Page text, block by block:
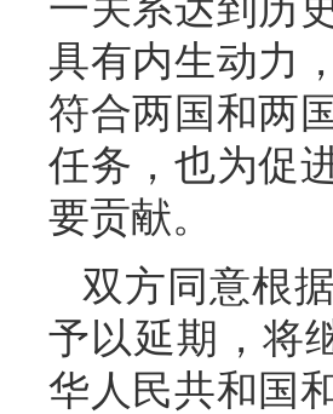
一关系达到历
具有内生动力
符合两国和两
任务，也为促
要贡献。
双方同意根
予以延期，将
华人民共和国